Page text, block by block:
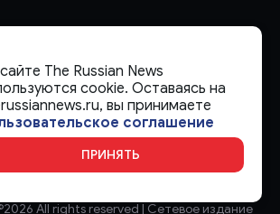
(18+) зарегистрировано в
по надзору в сфере связи,
и массовых коммуникаций
соглашение
2026 All rights reserved | Сетевое издание
The Russian News
cookie. Оставаясь на
вы принимаете
соглашение
ПРИНЯТЬ